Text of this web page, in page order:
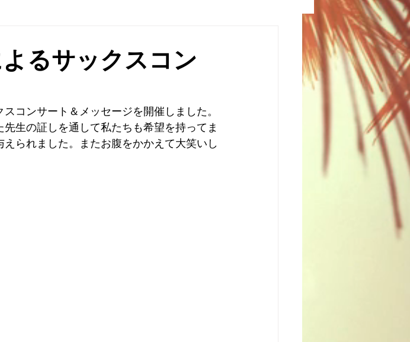
るサックスコン
コンサート＆メッセージを開催しました。
生の証しを通して私たちも希望を持ってま
られました。またお腹をかかえて大笑いし